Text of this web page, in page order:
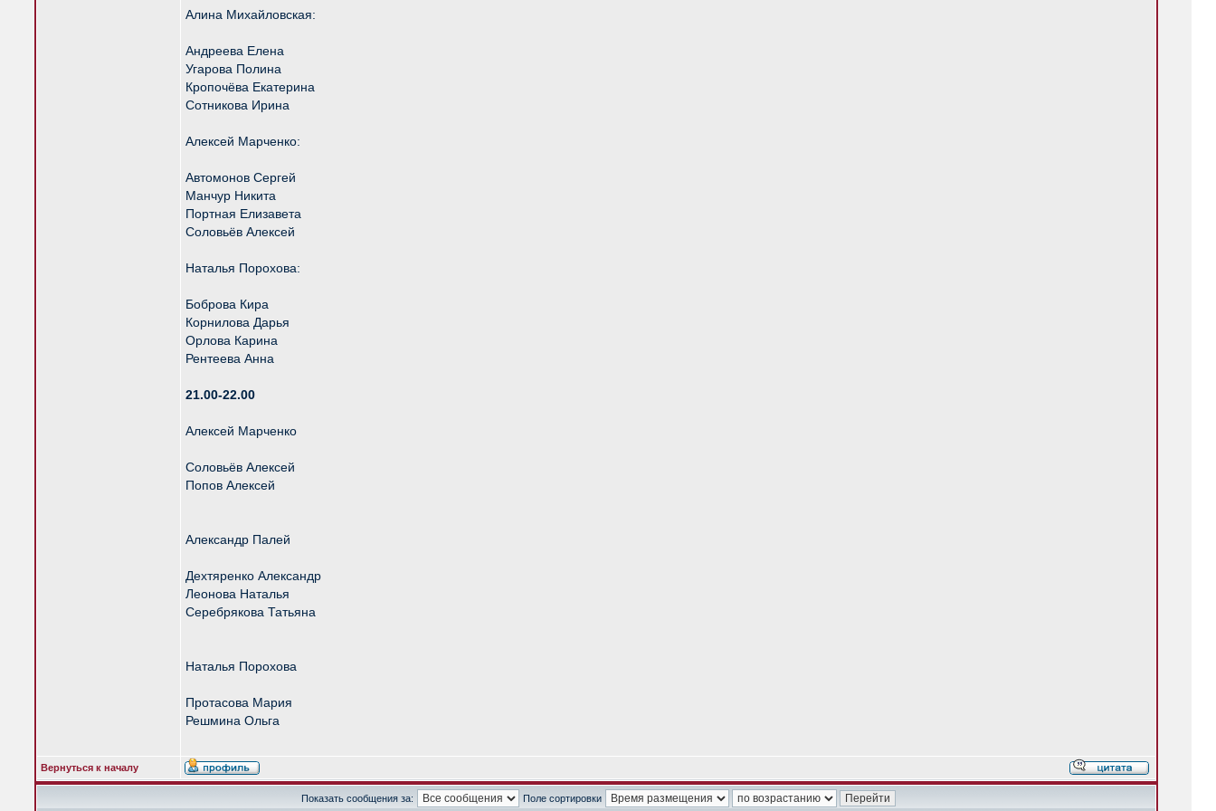
Алина Михайловская:
Андреева Елена
Угарова Полина
Кропочёва Екатерина
Сотникова Ирина
Алексей Марченко:
Автомонов Сергей
Манчур Никита
Портная Елизавета
Соловьёв Алексей
Наталья Порохова:
Боброва Кира
Корнилова Дарья
Орлова Карина
Рентеева Анна
21.00-22.00
Алексей Марченко
Соловьёв Алексей
Попов Алексей
Александр Палей
Дехтяренко Александр
Леонова Наталья
Серебрякова Татьяна
Наталья Порохова
Протасова Мария
Решмина Ольга
Вернуться к началу
Показать сообщения за: Поле сортировки